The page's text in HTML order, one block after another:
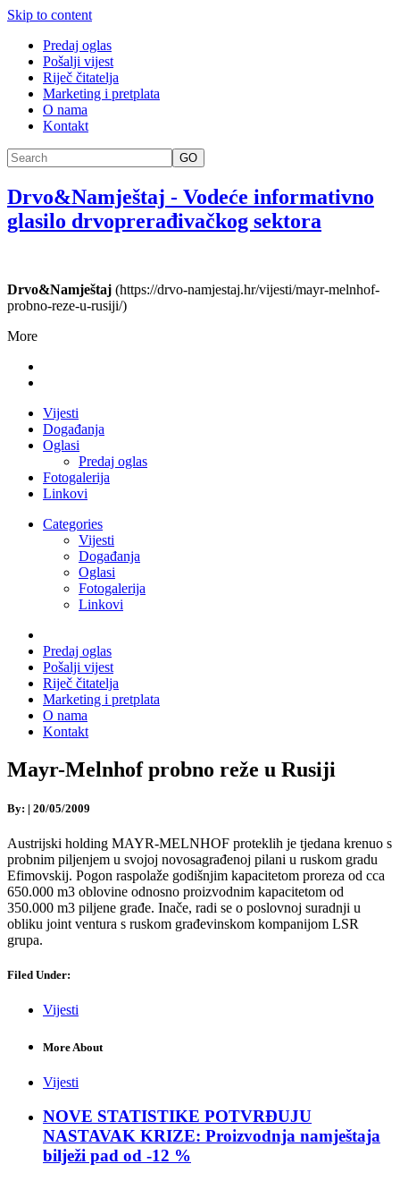
Skip to content
Predaj oglas
Pošalji vijest
Riječ čitatelja
Marketing i pretplata
O nama
Kontakt
GO
Drvo&Namještaj - Vodeće informativno
glasilo drvoprerađivačkog sektora
Drvo&Namještaj (https://drvo-namjestaj.hr/vijesti/mayr-melnhof-
probno-reze-u-rusiji/)
More
Vijesti
Događanja
Oglasi
Predaj oglas
Fotogalerija
Linkovi
Categories
Vijesti
Događanja
Oglasi
Fotogalerija
Linkovi
Predaj oglas
Pošalji vijest
Riječ čitatelja
Marketing i pretplata
O nama
Kontakt
Mayr-Melnhof probno reže u Rusiji
By: | 20/05/2009
Austrijski holding MAYR-MELNHOF proteklih je tjedana krenuo s
probnim piljenjem u svojoj novosagrađenoj pilani u ruskom gradu
Efimovskij. Pogon raspolaže godišnjim kapacitetom proreza od cca
650.000 m3 oblovine odnosno proizvodnim kapacitetom od
350.000 m3 piljene građe. Inače, radi se o poslovnoj suradnji u
obliku joint ventura s ruskom građevinskom kompanijom LSR
grupa.
Filed Under:
Vijesti
More About
Vijesti
NOVE STATISTIKE POTVRĐUJU
NASTAVAK KRIZE: Proizvodnja namještaja
bilježi pad od -12 %